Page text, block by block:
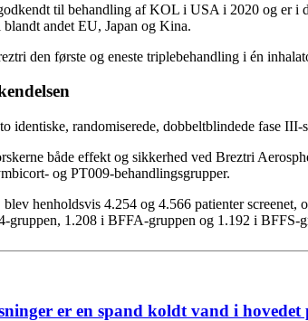
til behandling af KOL i USA i 2020 og er i
andet EU, Japan og Kina.
den første og eneste triplebehandling i én
randomiserede, dobbeltblindede fase
både effekt og sikkerhed ved Breztri
og PT009-behandlingsgrupper.
henholdsvis 4.254 og 4.566 patienter screenet,
gruppen, 1.208 i BFFA-gruppen og 1.192 i BFFS-
er en spand koldt vand i hovedet